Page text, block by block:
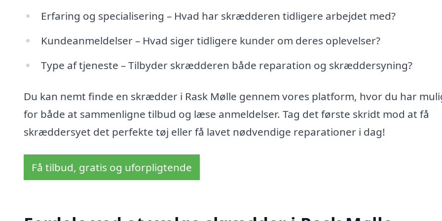
Erfaring og specialisering – Hvad har skrædderen tidligere arbejdet med?
Kundeanmeldelser – Hvad siger tidligere kunder om deres oplevelser?
Type af tjeneste – Tilbyder skrædderen både reparation og skræddersyning?
Du kan nemt finde en skrædder i Rask Mølle gennem vores platform, hvor du har
for både at sammenligne tilbud og læse anmeldelser. Tag det første skridt mod at få
skræddersyet det perfekte tøj eller få lavet nødvendige reparationer i dag!
Få tilbud, gratis og uforpligtende